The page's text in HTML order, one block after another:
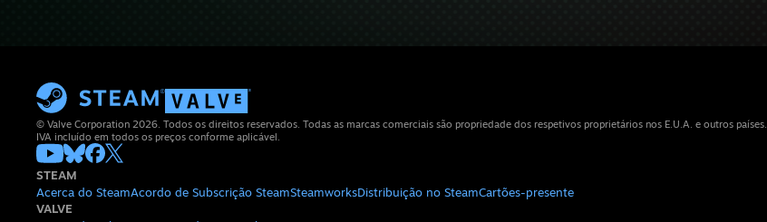
© Valve Corporation 2026. Todos os direitos reservados. Todas as marcas comerciais são propriedade dos respetivos proprietários nos E.U.A. e outros países.
IVA incluído em todos os preços conforme aplicável.
STEAM
Acerca do SteamAcordo de Subscrição SteamSteamworksDistribuição no SteamCartões-presente
VALVE